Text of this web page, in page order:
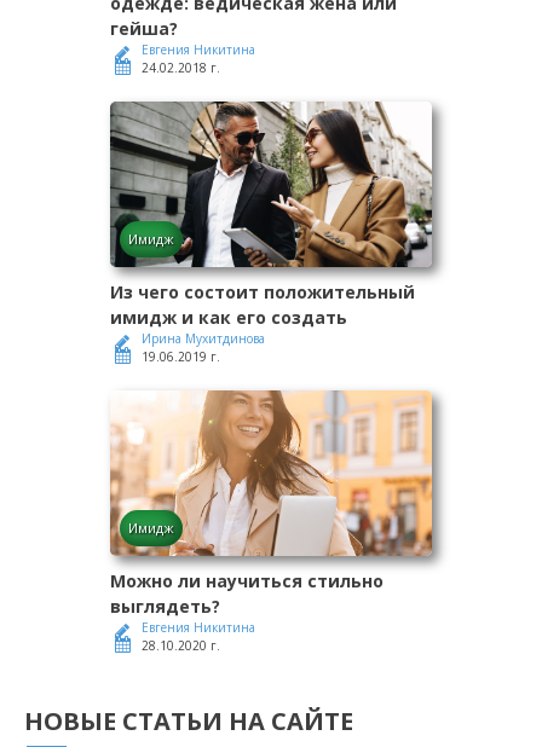
гейша?
Евгения Никитина
24.02.2018 г.
Имидж
Из чего состоит положительный
имидж и как его создать
Ирина Мухитдинова
19.06.2019 г.
Имидж
Можно ли научиться стильно
выглядеть?
Евгения Никитина
28.10.2020 г.
НОВЫЕ СТАТЬИ НА САЙТЕ